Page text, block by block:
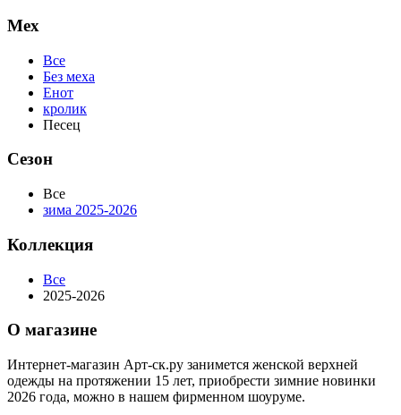
Мех
Все
Без меха
Енот
кролик
Песец
Сезон
Все
зима 2025-2026
Коллекция
Все
2025-2026
О магазине
Интернет-магазин Арт-ск.ру занимется женской верхней
одежды на протяжении 15 лет, приобрести зимние новинки
2026 года, можно в нашем фирменном шоуруме.